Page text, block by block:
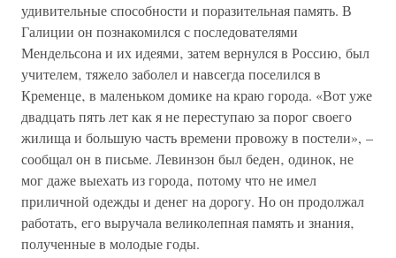
удивительные способности и поразительная память. В
Галиции он познакомился с последователями
Мендельсона и их идеями‚ затем вернулся в Россию‚ был
учителем‚ тяжело заболел и навсегда поселился в
Кременце‚ в маленьком домике на краю города. «Вот уже
двадцать пять лет как я не переступаю за порог своего
жилища и большую часть времени провожу в постели», –
сообщал он в письме. Левинзон был беден‚ одинок, не
мог даже выехать из города‚ потому что не имел
приличной одежды и денег на дорогу. Но он продолжал
работать‚ его выручала великолепная память и знания‚
полученные в молодые годы.